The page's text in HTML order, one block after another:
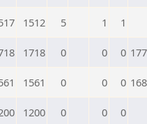
1512 5 1 1
1718 0 0 0
1561 0 0 0
1200 0 0 0